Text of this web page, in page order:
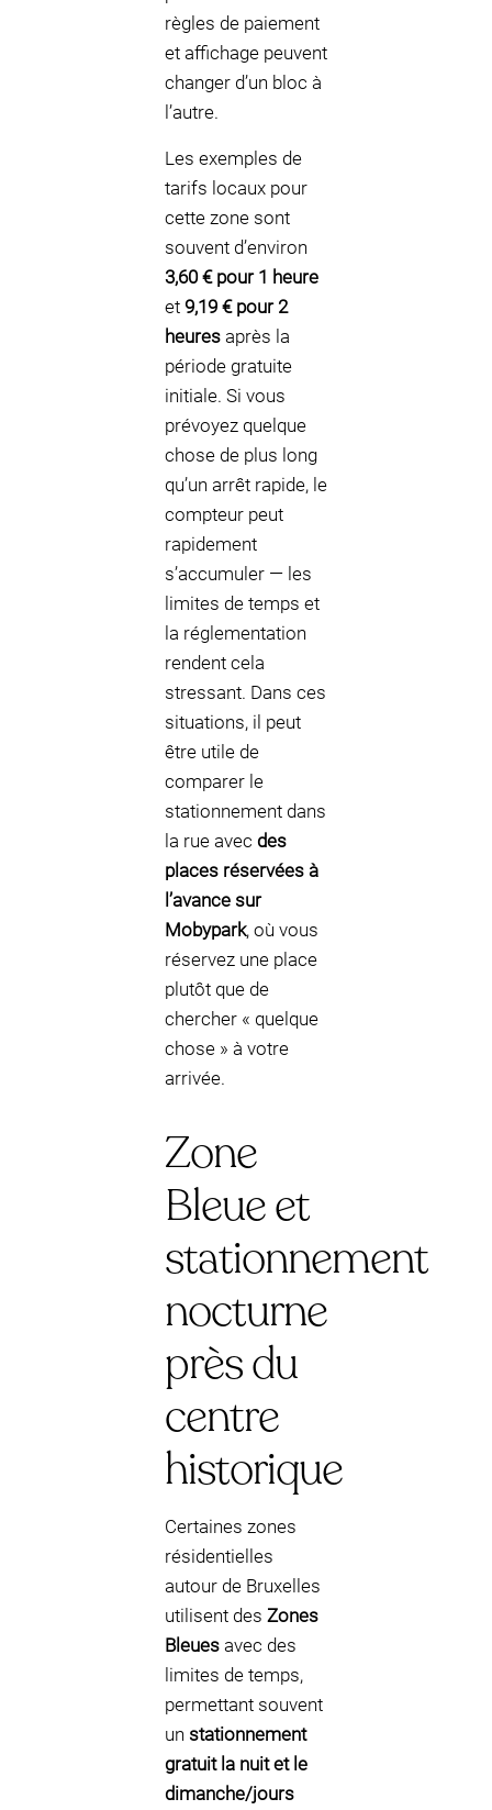
règles de paiement
et affichage peuvent
changer d’un bloc à
l’autre.
Les exemples de
tarifs locaux pour
cette zone sont
souvent d’environ
3,60 € pour 1 heure
et 9,19 € pour 2
heures après la
période gratuite
initiale. Si vous
prévoyez quelque
chose de plus long
qu’un arrêt rapide, le
compteur peut
rapidement
s’accumuler — les
limites de temps et
la réglementation
rendent cela
stressant. Dans ces
situations, il peut
être utile de
comparer le
stationnement dans
la rue avec des
places réservées à
l’avance sur
Mobypark, où vous
réservez une place
plutôt que de
chercher « quelque
chose » à votre
arrivée.
Zone
Bleue et
stationnement
nocturne
près du
centre
historique
Certaines zones
résidentielles
autour de Bruxelles
utilisent des Zones
Bleues avec des
limites de temps,
permettant souvent
un stationnement
gratuit la nuit et le
dimanche/jours